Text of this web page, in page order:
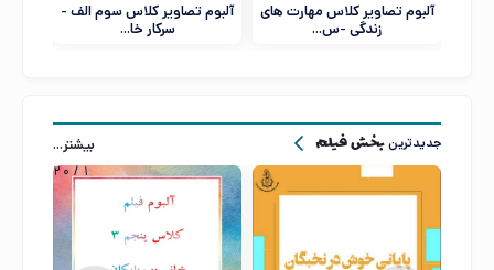
آلبوم تصاویر کلاس مهارت های
زندگی -س...
آلبوم تصاویر کلاس سوم الف -
سرکار خا...
جدیدترین بخش فیلم بیشتر...
1
/
20